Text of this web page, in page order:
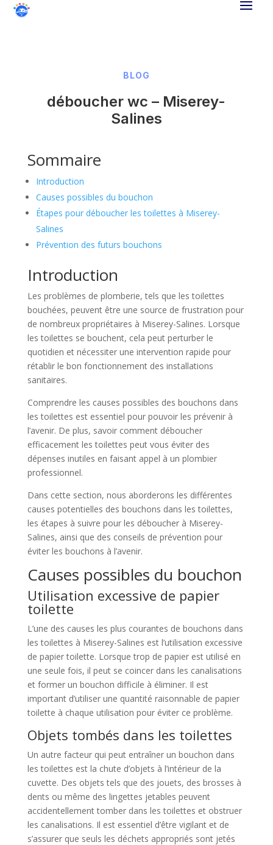
BLOG
déboucher wc – Miserey-
Salines
Sommaire
Introduction
Causes possibles du bouchon
Étapes pour déboucher les toilettes à Miserey-
Salines
Prévention des futurs bouchons
Introduction
Les problèmes de plomberie, tels que les toilettes
bouchées, peuvent être une source de frustration pour
de nombreux propriétaires à Miserey-Salines. Lorsque
les toilettes se bouchent, cela peut perturber le
quotidien et nécessiter une intervention rapide pour
rétablir le bon fonctionnement des installations
sanitaires.
Comprendre les causes possibles des bouchons dans
les toilettes est essentiel pour pouvoir les prévenir à
l’avenir. De plus, savoir comment déboucher
efficacement les toilettes peut vous éviter des
dépenses inutiles en faisant appel à un plombier
professionnel.
Dans cette section, nous aborderons les différentes
causes potentielles des bouchons dans les toilettes,
les étapes à suivre pour les déboucher à Miserey-
Salines, ainsi que des conseils de prévention pour
éviter les bouchons à l’avenir.
Causes possibles du bouchon
Utilisation excessive de papier
toilette
L’une des causes les plus courantes de bouchons dans
les toilettes à Miserey-Salines est l’utilisation excessive
de papier toilette. Lorsque trop de papier est utilisé en
une seule fois, il peut se coincer dans les canalisations
et former un bouchon difficile à éliminer. Il est
important d’utiliser une quantité raisonnable de papier
toilette à chaque utilisation pour éviter ce problème.
Objets tombés dans les toilettes
Un autre facteur qui peut entraîner un bouchon dans
les toilettes est la chute d’objets à l’intérieur de la
cuvette. Des objets tels que des jouets, des brosses à
dents ou même des lingettes jetables peuvent
accidentellement tomber dans les toilettes et obstruer
les canalisations. Il est essentiel d’être vigilant et de
s’assurer que seuls les déchets appropriés sont jetés